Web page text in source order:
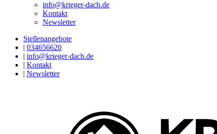
info@krieger-dach.de
Kontakt
Newsletter
Stellenangebote
| 034656620
| info@krieger-dach.de
| Kontakt
| Newsletter